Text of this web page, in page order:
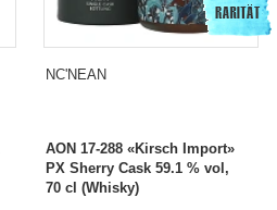
NC'NEAN
AON 17-288 «Kirsch Import»
PX Sherry Cask 59.1 % vol,
70 cl (Whisky)